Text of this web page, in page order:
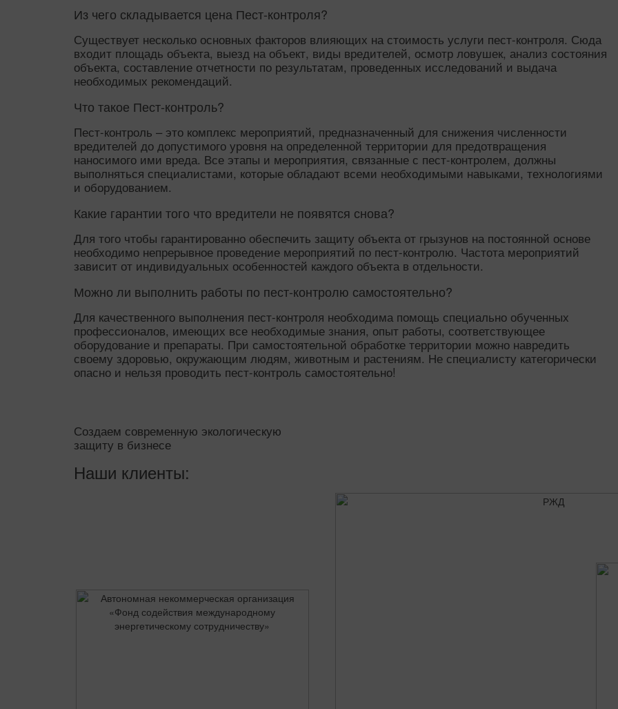
Из чего складывается цена Пест-контроля?
Существует несколько основных факторов влияющих на стоимость услуги пест-контроля. Сюда
входит площадь объекта, выезд на объект, виды вредителей, осмотр ловушек, анализ состояния
объекта, составление отчетности по результатам, проведенных исследований и выдача
необходимых рекомендаций.
Что такое Пест-контроль?
Пест-контроль – это комплекс мероприятий, предназначенный для снижения численности
вредителей до допустимого уровня на определенной территории для предотвращения
наносимого ими вреда. Все этапы и мероприятия, связанные с пест-контролем, должны
выполняться специалистами, которые обладают всеми необходимыми навыками, технологиями
и оборудованием.
Какие гарантии того что вредители не появятся снова?
Для того чтобы гарантированно обеспечить защиту объекта от грызунов на постоянной основе
необходимо непрерывное проведение мероприятий по пест-контролю. Частота мероприятий
зависит от индивидуальных особенностей каждого объекта в отдельности.
Можно ли выполнить работы по пест-контролю самостоятельно?
Для качественного выполнения пест-контроля необходима помощь специально обученных
профессионалов, имеющих все необходимые знания, опыт работы, соответствующее
оборудование и препараты. При самостоятельной обработке территории можно навредить
своему здоровью, окружающим людям, животным и растениям. Не специалисту категорически
опасно и нельзя проводить пест-контроль самостоятельно!
Создаем современную экологическую
защиту в бизнесе
Наши клиенты: